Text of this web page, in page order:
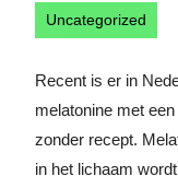
Uncategorized
Recent is er in
melatonine met
zonder recept.
in het lichaam